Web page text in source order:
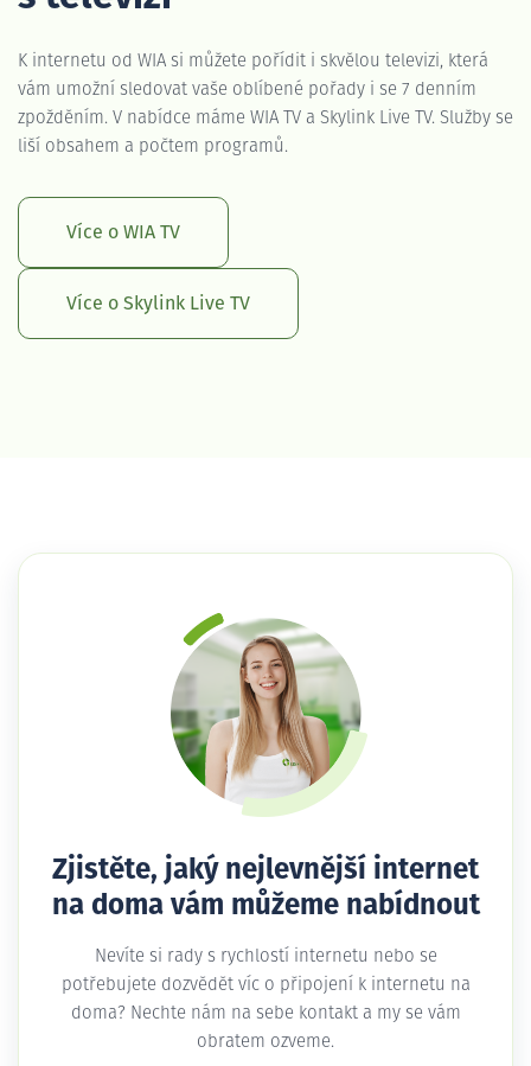
K internetu od WIA si můžete pořídit i skvělou televizi, která
vám umožní sledovat vaše oblíbené pořady i se 7 denním
zpožděním. V nabídce máme WIA TV a Skylink Live TV. Služby se
liší obsahem a počtem programů.
Více o WIA TV
Více o Skylink Live TV
Zjistěte, jaký nejlevnější internet
na doma vám můžeme nabídnout
Nevíte si rady s rychlostí internetu nebo se
potřebujete dozvědět víc o připojení k internetu na
doma? Nechte nám na sebe kontakt a my se vám
obratem ozveme.